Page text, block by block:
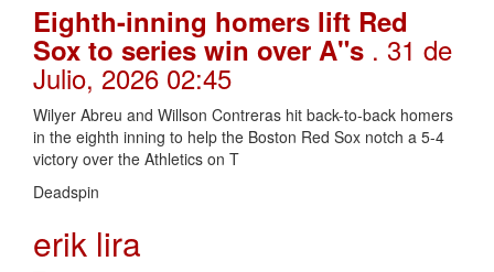
Eighth-inning homers lift Red
Sox to series win over A"s . 31 de
Julio, 2026 02:45
Wilyer Abreu and Willson Contreras hit back-to-back homers
in the eighth inning to help the Boston Red Sox notch a 5-4
victory over the Athletics on T
Deadspin
erik lira